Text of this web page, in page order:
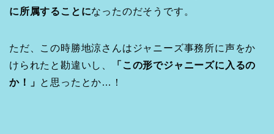
に所属することになったのだそうです。
ただ、この時勝地涼さんはジャニーズ事務所に声をか
けられたと勘違いし、
「この形でジャニーズに入るの
か！」 と思ったとか…！